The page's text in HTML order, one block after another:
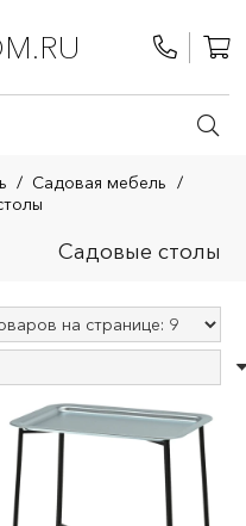
/ Садовая мебель /
Садовые столы